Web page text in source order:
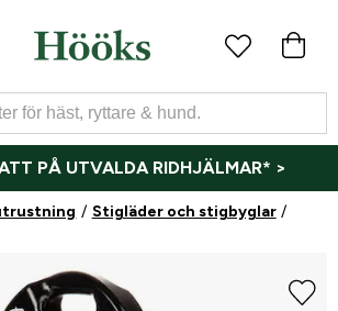
PÅ UTVALDA RIDHJÄLMAR* >
Stigläder och stigbyglar